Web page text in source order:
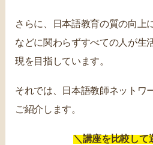
さらに、日本語教育の質の向上
などに関わらずすべての人が生
現を目指しています。
それでは、日本語教師ネットワ
ご紹介します。
＼講座を比較して